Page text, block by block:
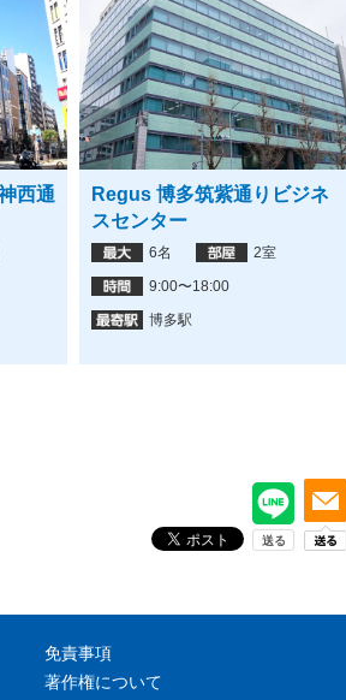
西通
Regus 博多筑紫通りビジネ
スセンター
6名
2室
9:00〜18:00
博多駅
免責事項
著作権について